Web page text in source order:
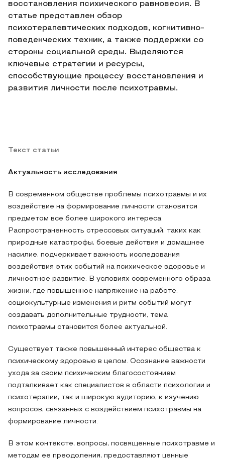
восстановления психического равновесия. В
статье представлен обзор
психотерапевтических подходов, когнитивно-
поведенческих техник, а также поддержки со
стороны социальной среды. Выделяются
ключевые стратегии и ресурсы,
способствующие процессу восстановления и
развития личности после психотравмы.
Текст статьи
Актуальность исследования
В современном обществе проблемы психотравмы и их
воздействие на формирование личности становятся
предметом все более широкого интереса.
Распространенность стрессовых ситуаций, таких как
природные катастрофы, боевые действия и домашнее
насилие, подчеркивает важность исследования
воздействия этих событий на психическое здоровье и
личностное развитие. В условиях современного образа
жизни, где повышенное напряжение на работе,
социокультурные изменения и ритм событий могут
создавать дополнительные трудности, тема
психотравмы становится более актуальной.
Существует также повышенный интерес общества к
психическому здоровью в целом. Осознание важности
ухода за своим психическим благосостоянием
подталкивает как специалистов в области психологии и
психотерапии, так и широкую аудиторию, к изучению
вопросов, связанных с воздействием психотравмы на
формирование личности.
В этом контексте, вопросы, посвященные психотравме и
методам ее преодоления, предоставляют ценные